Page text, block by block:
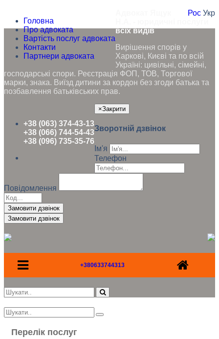
Головна
Про адвоката
Вартість послуг адвоката
Контакти
Партнери адвоката
Рос Укр
всіх видів
Вирішення спорів у
Харкові, Києві та по всій
Україні: цивільні, сімейні,
господарські спори. Реєстрація ФОП, ТОВ, Торгової
марки, знака. Виїзд дитини за кордон без згоди батька та
позбавлення батьківських прав.
+38 (063) 374-43-13
+38 (066) 744-54-43
+38 (096) 735-35-76
×Закрити
Зворотній дзвінок
Ім'я
Телефон
Повідомлення
Замовити дзвінок
+380633744313
Перелік послуг